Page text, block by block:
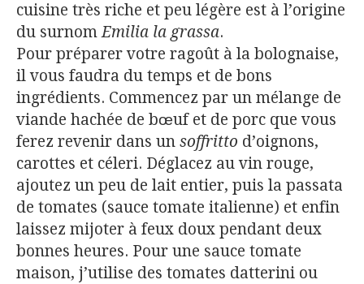
cuisine très riche et peu légère est à l’origine
du surnomEmilia la grassa.
Pour préparer votre ragoût à la bolognaise,
il vous faudra du temps et de bons
ingrédients. Commencez par un mélange de
viande hachée de bœuf et de porc que vous
ferez revenir dans un soffritto d’oignons,
carottes et céleri. Déglacez au vin rouge,
ajoutez un peu de lait entier, puis la passata
de tomates (sauce tomate italienne) et enfin
laissez mijoter à feux doux pendant deux
bonnes heures. Pour une sauce tomate
maison, j’utilise des tomates datterini ou